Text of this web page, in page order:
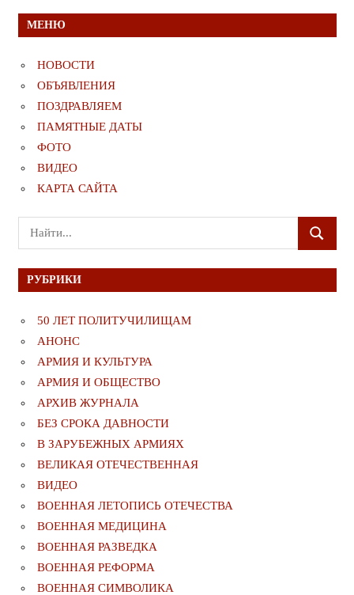
МЕНЮ
НОВОСТИ
ОБЪЯВЛЕНИЯ
ПОЗДРАВЛЯЕМ
ПАМЯТНЫЕ ДАТЫ
ФОТО
ВИДЕО
КАРТА САЙТА
Поиск
для:
ПОИСК
РУБРИКИ
50 ЛЕТ ПОЛИТУЧИЛИЩАМ
АНОНС
АРМИЯ И КУЛЬТУРА
АРМИЯ И ОБЩЕСТВО
АРХИВ ЖУРНАЛА
БЕЗ СРОКА ДАВНОСТИ
В ЗАРУБЕЖНЫХ АРМИЯХ
ВЕЛИКАЯ ОТЕЧЕСТВЕННАЯ
ВИДЕО
ВОЕННАЯ ЛЕТОПИСЬ ОТЕЧЕСТВА
ВОЕННАЯ МЕДИЦИНА
ВОЕННАЯ РАЗВЕДКА
ВОЕННАЯ РЕФОРМА
ВОЕННАЯ СИМВОЛИКА